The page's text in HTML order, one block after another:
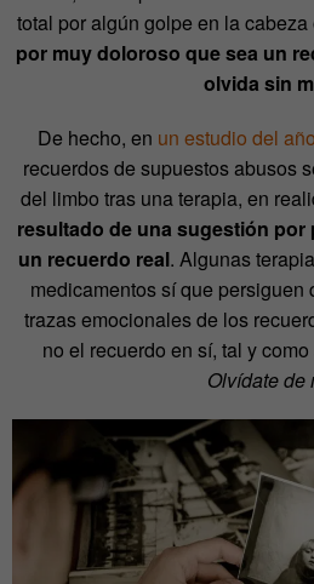
total por algún golpe en la
por muy doloroso que sea un
olvida sin
De hecho, en un estudio del
recuerdos de supuestos abusos
del limbo tras una terapia, en
resultado de una sugestión por
un recuerdo real. Algunas
medicamentos sí que persiguen
trazas emocionales de los
no el recuerdo en sí, tal y
Olvídate de